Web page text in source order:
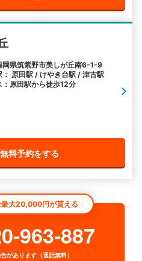
岡県筑紫野市美しが丘南6-1-9
： 原田駅 / けやき台駅 / 津古駅
：原田駅から徒歩12分
料予約をする
最大20,000円が貰える
963-887
があります（通話無料）